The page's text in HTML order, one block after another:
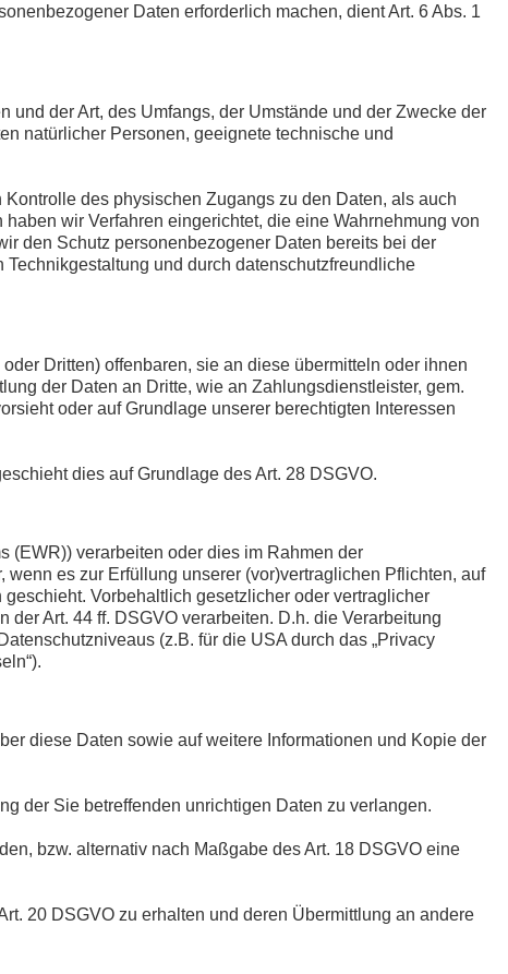
Daten erforderlich machen, dient Art. 6 Abs. 1
und der Art, des Umfangs, der Umstände und der Zwecke der
natürlicher Personen, geeignete technische und
des physischen Zugangs zu den Daten, als auch
wir Verfahren eingerichtet, die eine Wahrnehmung von
den Schutz personenbezogener Daten bereits bei der
und durch datenschutzfreundliche
Dritten) offenbaren, sie an diese übermitteln oder ihnen
der Daten an Dritte, wie an Zahlungsdienstleister, gem.
oder auf Grundlage unserer berechtigten Interessen
dies auf Grundlage des Art. 28 DSGVO.
(EWR)) verarbeiten oder dies im Rahmen der
es zur Erfüllung unserer (vor)vertraglichen Pflichten, auf
Vorbehaltlich gesetzlicher oder vertraglicher
Art. 44 ff. DSGVO verarbeiten. D.h. die Verarbeitung
(z.B. für die USA durch das „Privacy
diese Daten sowie auf weitere Informationen und Kopie der
der Sie betreffenden unrichtigen Daten zu verlangen.
bzw. alternativ nach Maßgabe des Art. 18 DSGVO eine
20 DSGVO zu erhalten und deren Übermittlung an andere